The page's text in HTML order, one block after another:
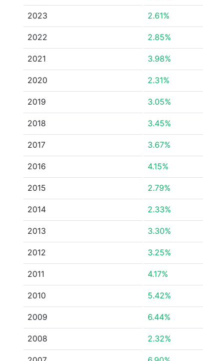
2023 2.61%
2022 2.85%
2021 3.98%
2020 2.31%
2019 3.05%
2018 3.45%
2017 3.67%
2016 4.15%
2015 2.79%
2014 2.33%
2013 3.30%
2012 3.25%
2011 4.17%
2010 5.42%
2009 6.44%
2008 2.32%